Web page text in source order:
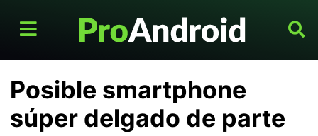
Posible smartphone
súper delgado de parte